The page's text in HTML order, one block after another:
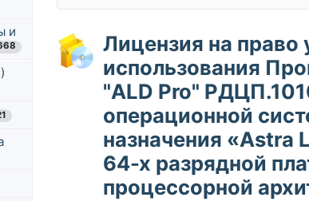
и
Лицензия на право
использования
"ALD Pro"
операционной
назначения «Astra
64-х разрядной
процессорной